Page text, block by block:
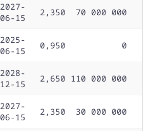
2027-
06-15
2,350 70 000 000
2025-
06-15
0,950 0
2028-
12-15
2,650 110 000 000
2027-
06-15
2,350 30 000 000